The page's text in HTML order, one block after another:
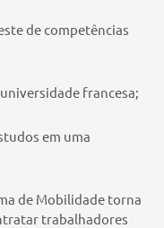
de competências
francesa;
em uma
de Mobilidade torna
trabalhadores